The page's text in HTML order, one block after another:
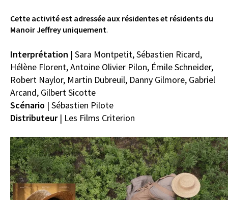
Cette activité est adressée aux résidentes et résidents du
Manoir Jeffrey uniquement.
Interprétation | Sara Montpetit, Sébastien Ricard,
Hélène Florent, Antoine Olivier Pilon, Émile Schneider,
Robert Naylor, Martin Dubreuil, Danny Gilmore, Gabriel
Arcand, Gilbert Sicotte
Scénario | Sébastien Pilote
Distributeur| Les Films Criterion